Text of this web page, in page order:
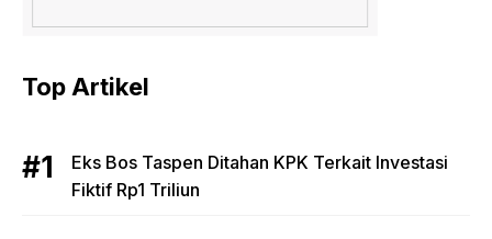
Top Artikel
Eks Bos Taspen Ditahan KPK Terkait Investasi
Fiktif Rp1 Triliun